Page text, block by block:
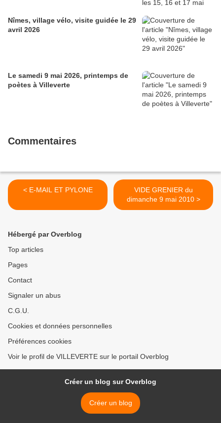
Nîmes, village vélo, visite guidée le 29
avril 2026
Le samedi 9 mai 2026, printemps de
poètes à Villeverte
Commentaires
< E-MAIL ET PYLONE
VIDE GRENIER du
dimanche 9 mai 2010 >
Hébergé par Overblog
Top articles
Pages
Contact
Signaler un abus
C.G.U.
Cookies et données personnelles
Préférences cookies
Voir le profil de VILLEVERTE sur le portail Overblog
Créer un blog sur Overblog
Créer un blog